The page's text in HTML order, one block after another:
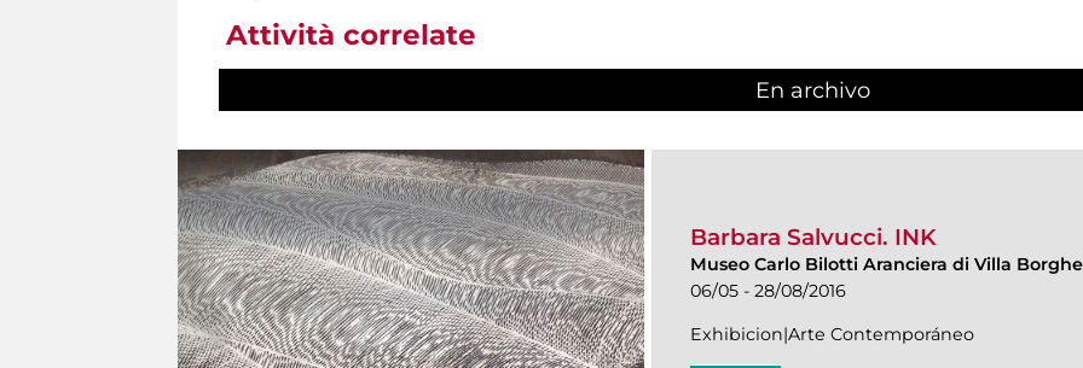
Attività correlate
En archivo
Barbara Salvucci. INK
Museo Carlo Bilotti Aranciera di Villa
06/05 - 28/08/2016
Exhibicion|Arte Contemporáneo